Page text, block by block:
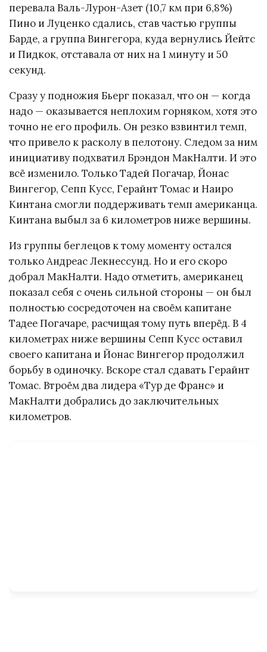
перевала Валь-Лурон-Азет (10,7 км при 6,8%)
Пино и Луценко сдались, став частью группы
Барде, а группа Вингегора, куда вернулись Йейтс
и Пидкок, отставала от них на 1 минуту и 50
секунд.
Сразу у подножия Бьерг показал, что он — когда
надо — оказывается неплохим горняком, хотя это
точно не его профиль. Он резко взвинтил темп,
что привело к расколу в пелотону. Следом за ним
инициативу подхватил Брэндон МакНалти. И это
всё изменило. Только Тадей Погачар, Йонас
Вингегор, Сепп Кусс, Герайнт Томас и Наиро
Кинтана смогли поддерживать темп американца.
Кинтана выбыл за 6 километров ниже вершины.
Из группы беглецов к тому моменту остался
только Андреас Лекнессунд. Но и его скоро
добрал МакНалти. Надо отметить, американец
показал себя с очень сильной стороны — он был
полностью сосредоточен на своём капитане
Тадее Погачаре, расчищая тому путь вперёд. В 4
километрах ниже вершины Сепп Кусс оставил
своего капитана и Йонас Вингегор продолжил
борьбу в одиночку. Вскоре стал сдавать Герайнт
Томас. Втроём два лидера «Тур де Франс» и
МакНалти добрались до заключительных
километров.